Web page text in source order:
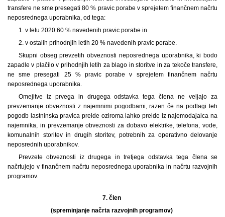
transfere ne sme presegati 80 % pravic porabe v sprejetem finančnem načrtu
neposrednega uporabnika, od tega:
1. v letu 2020 60 % navedenih pravic porabe in
2. v ostalih prihodnjih letih 20 % navedenih pravic porabe.
Skupni obseg prevzetih obveznosti neposrednega uporabnika, ki bodo
zapadle v plačilo v prihodnjih letih za blago in storitve in za tekoče transfere,
ne sme presegati 25 % pravic porabe v sprejetem finančnem načrtu
neposrednega uporabnika.
Omejitve iz prvega in drugega odstavka tega člena ne veljajo za
prevzemanje obveznosti z najemnimi pogodbami, razen če na podlagi teh
pogodb lastninska pravica preide oziroma lahko preide iz najemodajalca na
najemnika, in prevzemanje obveznosti za dobavo elektrike, telefona, vode,
komunalnih storitev in drugih storitev, potrebnih za operativno delovanje
neposrednih uporabnikov.
Prevzete obveznosti iz drugega in tretjega odstavka tega člena se
načrtujejo v finančnem načrtu neposrednega uporabnika in načrtu razvojnih
programov.
7. člen
(spreminjanje načrta razvojnih programov)